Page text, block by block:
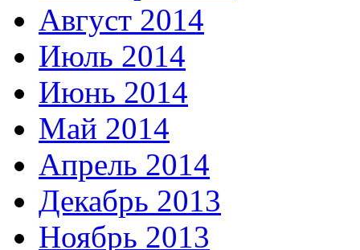
Август 2014
Июль 2014
Июнь 2014
Май 2014
Апрель 2014
Декабрь 2013
Ноябрь 2013